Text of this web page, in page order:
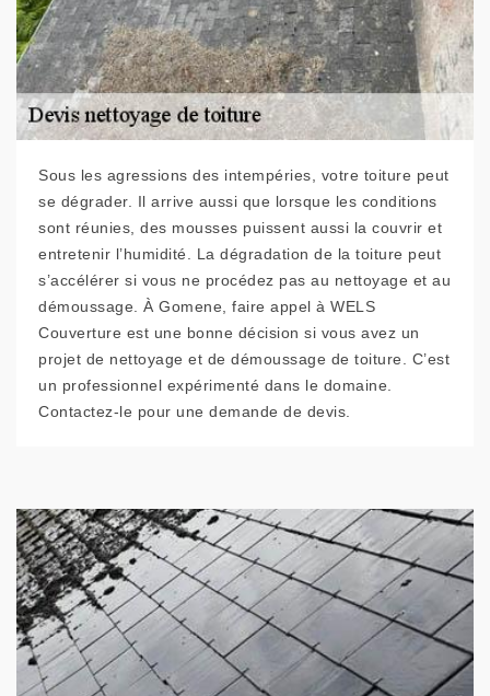
Sous les agressions des intempéries, votre toiture peut
se dégrader. Il arrive aussi que lorsque les conditions
sont réunies, des mousses puissent aussi la couvrir et
entretenir l’humidité. La dégradation de la toiture peut
s’accélérer si vous ne procédez pas au nettoyage et au
démoussage. À Gomene, faire appel à WELS
Couverture est une bonne décision si vous avez un
projet de nettoyage et de démoussage de toiture. C’est
un professionnel expérimenté dans le domaine.
Contactez-le pour une demande de devis.